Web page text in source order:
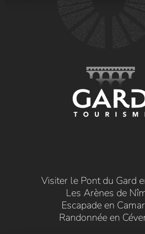
Visiter le Pont du Gard
Les Arènes de
Escapade en
Randonnée en